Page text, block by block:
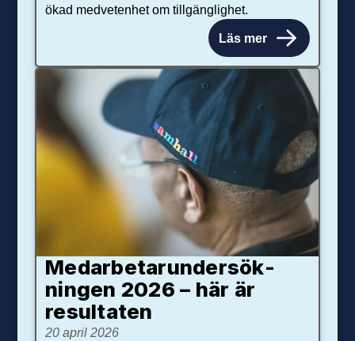
ökad medvetenhet om tillgänglighet.
Läs mer
Medarbetar­under­sök­
ningen 2026 – här är
resultaten
20 april 2026